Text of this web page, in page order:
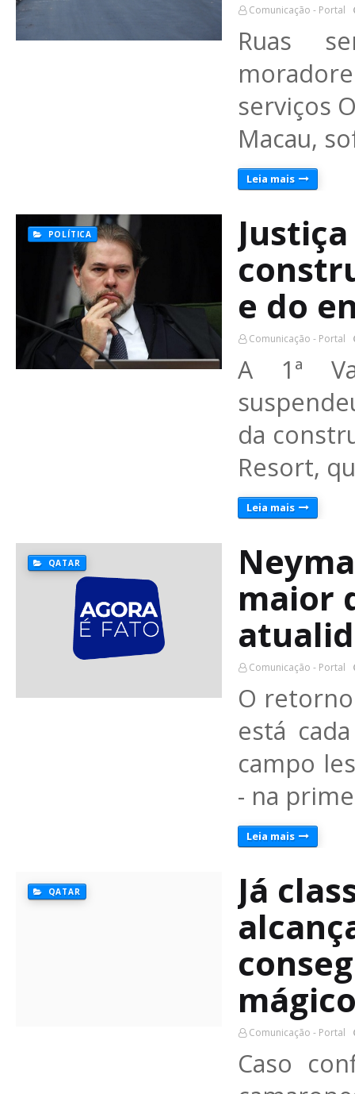
Comunicação - Portal
Ruas
serviços
Macau,
Leia mais
POLÍTICA
e do
Comunicação - Portal
A 1ª
da
Resort,
Leia mais
QATAR
maior
Comunicação - Portal
O
está
campo
- na
Leia mais
QATAR
Já
Comunicação - Portal
Caso